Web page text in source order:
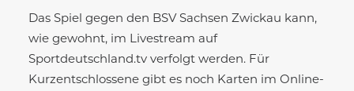
Das Spiel gegen den BSV Sachsen Zwickau kann,
wie gewohnt, im Livestream auf
Sportdeutschland.tv verfolgt werden. Für
Kurzentschlossene gibt es noch Karten im Online-